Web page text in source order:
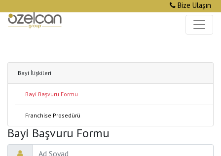
Bize Ulaşın
Bayi İlişkileri
Bayi Başvuru Formu
Franchise Prosedürü
Bayi Başvuru Formu